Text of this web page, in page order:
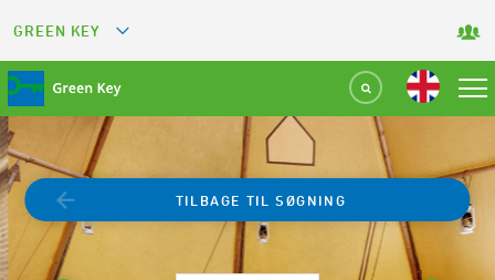
GREEN KEY
GREEN RESTAURANT
GREEN SPORT FACILITY
GREEN TOURISM ORGANIZATION
TILBAGE TIL SØGNING